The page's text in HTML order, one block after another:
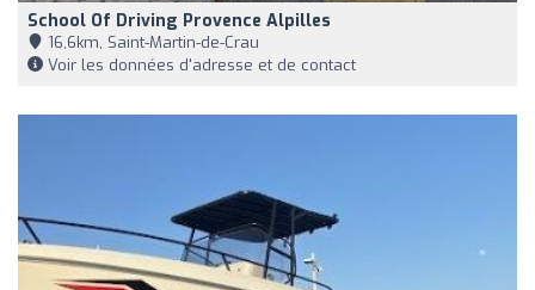
School Of Driving Provence Alpilles
16,6km, Saint-Martin-de-Crau
Voir les données d'adresse et de contact